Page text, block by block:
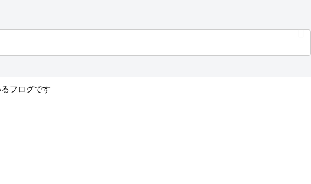
フログです